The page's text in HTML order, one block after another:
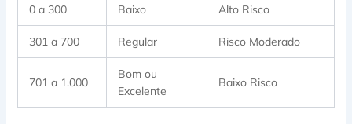
0 a 300 Baixo Alto Risco
301 a 700 Regular Risco Moderado
701 a 1.000
Bom ou
Excelente
Baixo Risco